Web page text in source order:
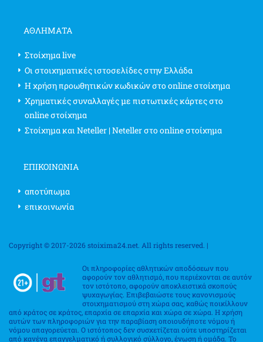
ΑΘΛΗΜΑΤΑ
Στοίχημα live
Οι στοιχηματικές ιστοσελίδες στην Ελλάδα
Η χρήση προωθητικών κωδικών στο online στοίχημα
Χρηματικές συναλλαγές με πιστωτικές κάρτες στο
online στοίχημα
Στοίχημα και Neteller | Neteller στο online στοίχημα
ΕΠΙΚΟΙΝΩΝΊΑ
αποτύπωμα
επικοινωνία
Copyright © 2017-2026 stoixima24.net. All rights reserved. |
Οι πληροφορίες αθλητικών αποδόσεων που
αφορούν τον αθλητισμό, που περιέχονται σε αυτόν
τον ιστότοπο, αφορούν αποκλειστικά σκοπούς
ψυχαγωγίας. Επιβεβαιώστε τους κανονισμούς
στοιχηματισμού στη χώρα σας, καθώς ποικίλλουν
από κράτος σε κράτος, επαρχία σε επαρχία και χώρα σε χώρα. Η χρήση
αυτών των πληροφοριών για την παραβίαση οποιουδήποτε νόμου ή
νόμου απαγορεύεται. Ο ιστότοπος δεν συσχετίζεται ούτε υποστηρίζεται
από κανένα επαγγελματικό ή συλλογικό σύλλογο, ένωση ή ομάδα. Το